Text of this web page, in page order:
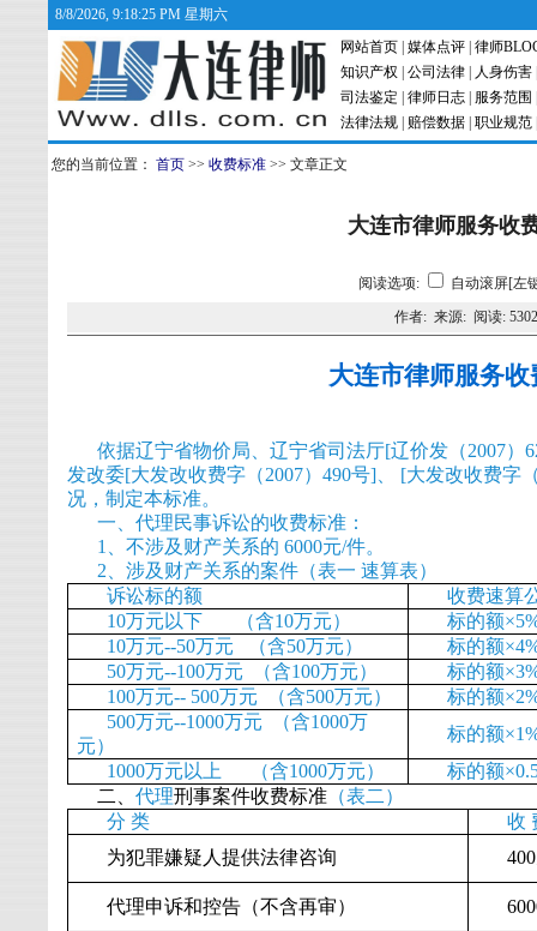
8/8/2026, 9:18:25 PM 星期六
网站首页 媒体点评 律师
知识产权
公司法律 人身伤害
司法鉴定
律师日志 服务范围
法律法规
赔偿数据 职业规范
您的当前位置： 首页 >> 收费标准 >> 文章正文
大连市律师服务收
阅读选项:
自动滚屏[左
作者: 来源: 阅读: 5302
大连市律师服务收
依据辽宁省物价局、辽宁省司法厅[辽价发（2007）
发改委[大发改收费字（2007）490号]、 [大发改收费字
况，制定本标准。
一、代理民事诉讼的收费标准：
1、不涉及财产关系的 6000元/件。
2、涉及财产关系的案件（表一 速算表）
诉讼标的额
收费速算
10万元以下 （含10万元）
标的额
10万元--50万元 （含50万元）
标的额
50万元--100万元 （含100万元）
标的额
100万元-- 500万元 （含500万元）
标的额
500万元--1000万元 （含1000万
元）
标的额
1000万元以上 （含1000万元）
标的额
二、 代理刑事案件收费标准 （表二）
分 类
收
为犯罪嫌疑人提供法律咨询
代理申诉和控告（不含再审）